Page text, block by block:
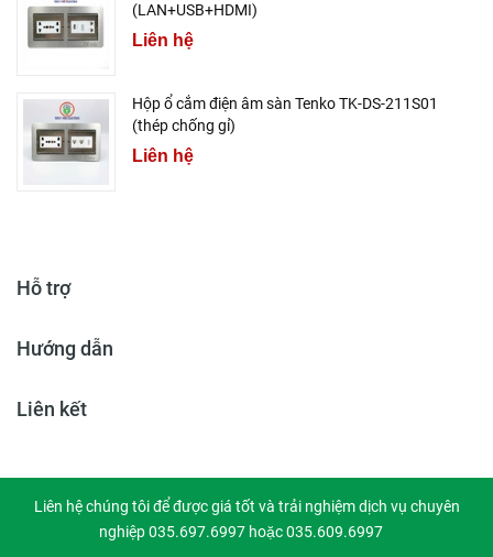
(LAN+USB+HDMI)
Liên hệ
Hộp ổ cắm điện âm sàn Tenko TK-DS-211S01
(thép chống gỉ)
Liên hệ
Hỗ trợ
Hướng dẫn
Liên kết
Liên hệ chúng tôi để được giá tốt và trải nghiệm dịch vụ chuyên
nghiệp 035.697.6997 hoặc 035.609.6997